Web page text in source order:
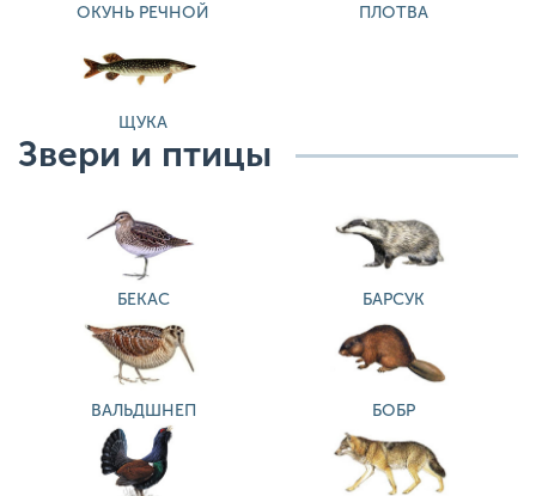
ОКУНЬ РЕЧНОЙ ПЛОТВА
ЩУКА
Звери и птицы
БЕКАС БАРСУК
ВАЛЬДШНЕП БОБР